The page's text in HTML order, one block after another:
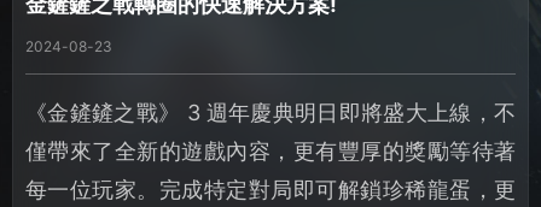
2024-08-23
《金鏟鏟之戰》 3 週年慶典明日即將盛大上線，不
僅帶來了全新的遊戲內容，更有豐厚的獎勵等待著
每一位玩家。完成特定對局即可解鎖珍稀龍蛋，更